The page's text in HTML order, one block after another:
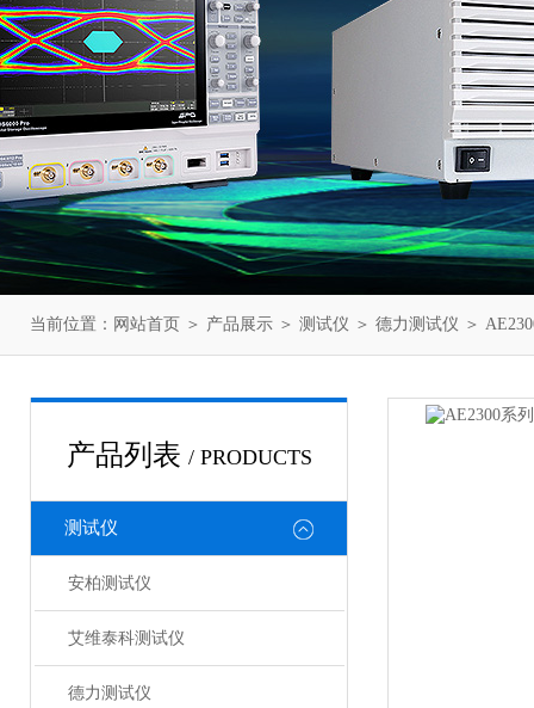
当前位置： 网站首页 ＞ 产品展示 ＞ 测试仪 ＞ 德力测试仪 ＞
产品列表 / PRODUCTS
测试仪
安柏测试仪
艾维泰科测试仪
德力测试仪